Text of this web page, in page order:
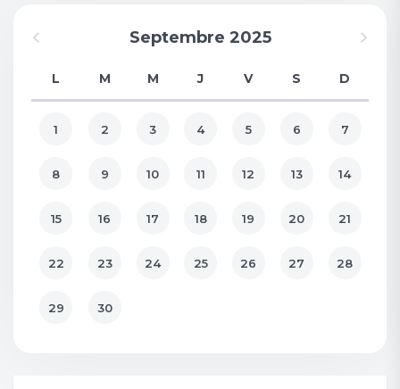
Septembre 2025
L M M J V S D
1 2 3 4 5 6 7
8 9 10 11 12 13 14
15 16 17 18 19 20 21
22 23 24 25 26 27 28
29 30